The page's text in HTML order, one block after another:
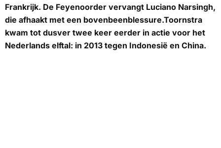
Frankrijk. De Feyenoorder vervangt Luciano Narsingh,
die afhaakt met een bovenbeenblessure.Toornstra
kwam tot dusver twee keer eerder in actie voor het
Nederlands elftal: in 2013 tegen Indonesië en China.